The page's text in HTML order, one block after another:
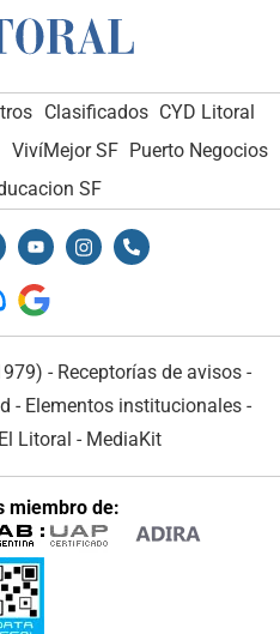
Clasificados CYD Litoral
VivíMejor SF Puerto Negocios
SF
- Receptorías de avisos -
- Elementos institucionales-
Litoral - MediaKit
miembro de: